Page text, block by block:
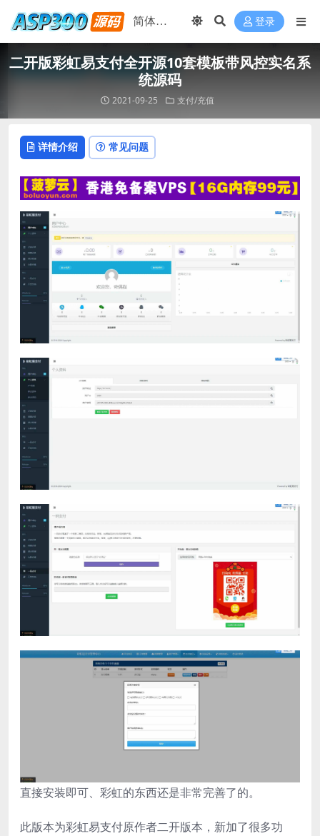
登录
二开版彩虹易支付全开源10套模板带风控实名系
统源码
2021-09-25 支付/充值
详情介绍 常见问题
直接安装即可、彩虹的东西还是非常完善了的。
此版本为彩虹易支付原作者二开版本，新加了很多功